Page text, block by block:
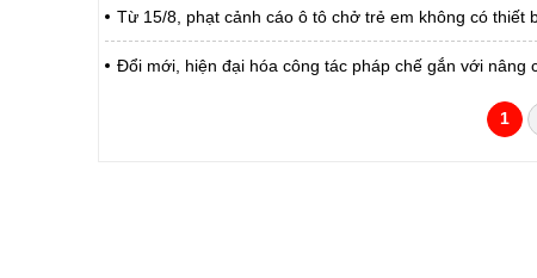
Từ 15/8, phạt cảnh cáo ô tô chở trẻ em không có thiết
Đổi mới, hiện đại hóa công tác pháp chế gắn với nâng
1